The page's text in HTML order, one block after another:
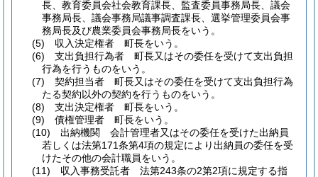
長、教育委員会社会教育課長、監査委員事務局長、議会
事務局長、議会事務局議事調査課長、選挙管理委員会事
務局長及び農業委員会事務局長をいう。
(5)
収入決定権者 町長をいう。
(6)
支出負担行為者 町長又はその委任を受けて支出負担
行為を行うものをいう。
(7)
契約担当者 町長又はその委任を受けて支出負担行為
たる契約以外の契約を行うものをいう。
(8)
支出決定権者 町長をいう。
(9)
債権管理者 町長をいう。
(10)
出納機関 会計管理者又はその委任を受けた出納員
若しくは法第171条第4項の規定により出納員の委任を受
けたその他の会計職員をいう。
(11)
収入事務受託者 法第243条の2第2項に規定する指